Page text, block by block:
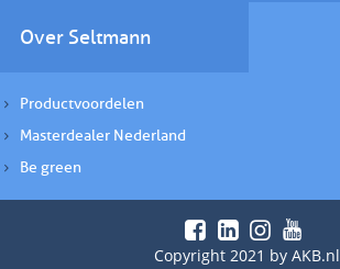
Over Seltmann
Productvoordelen
Masterdealer Nederland
Be green
Copyright 2021 by AKB.nl